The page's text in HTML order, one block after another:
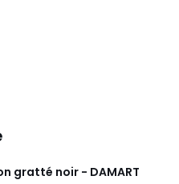
gratté noir - DAMART